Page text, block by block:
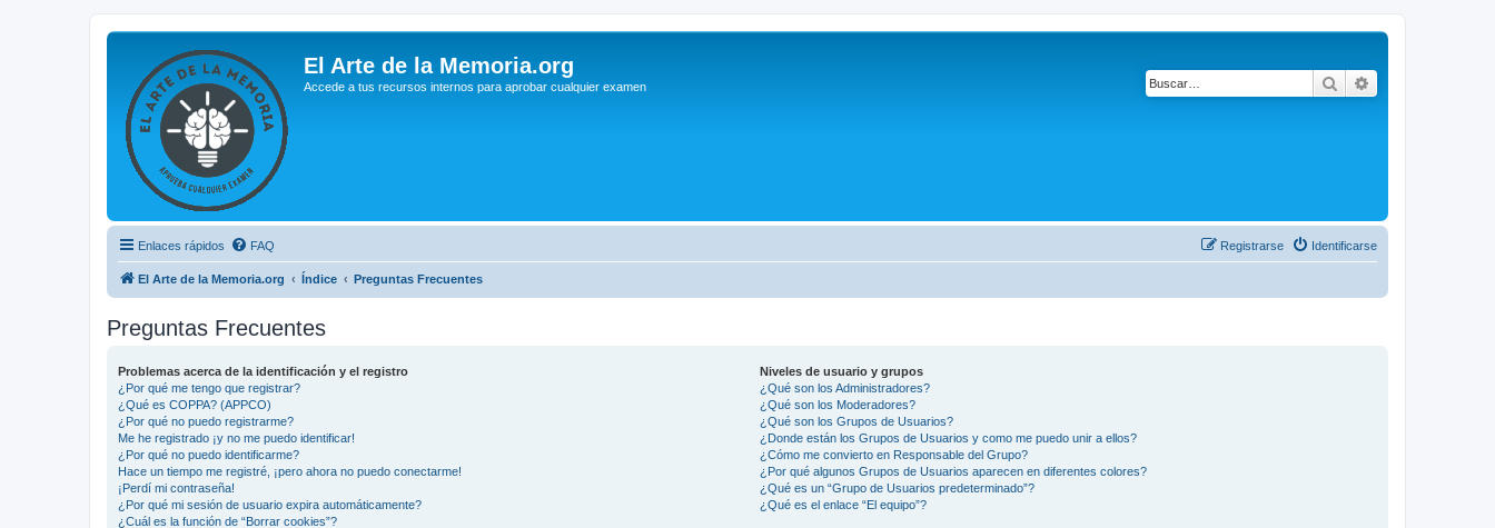
El Arte de la Memoria.org
Accede a tus recursos internos para aprobar cualquier examen Buscar
Enlaces rápidos FAQ Identificarse
Registrarse
El Arte de la Memoria.org Índice Preguntas Frecuentes
Preguntas Frecuentes
Problemas acerca de la identificación y el registro
¿Por qué me tengo que registrar?
¿Qué es COPPA? (APPCO)
¿Por qué no puedo registrarme?
Me he registrado ¡y no me puedo identificar!
¿Por qué no puedo identificarme?
Hace un tiempo me registré, ¡pero ahora no puedo conectarme!
¡Perdí mi contraseña!
¿Por qué mi sesión de usuario expira automáticamente?
¿Cuál es la función de “Borrar cookies”?
Niveles de usuario y grupos
¿Qué son los Administradores?
¿Qué son los Moderadores?
¿Qué son los Grupos de Usuarios?
¿Donde están los Grupos de Usuarios y como me puedo unir a ellos?
¿Cómo me convierto en Responsable del Grupo?
¿Por qué algunos Grupos de Usuarios aparecen en diferentes colores?
¿Qué es un “Grupo de Usuarios predeterminado”?
¿Qué es el enlace “El equipo”?